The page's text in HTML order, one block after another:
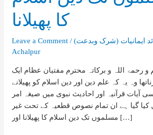
کا پھیلانا
Leave a Comment / عقائد ایمانیات
Achalpur
و رحمۃ اللہ و برکاتہ محترم مفتیان عظام ایک
وہ یہ کہ علم دین اور دین اسلام کو پھیلانے
آیات قرآنیہ اور احادیث نبوی میں صیغہ امر
کیا گیا ہے ان تمام نصوص قطعیہ کے تحت غیر
مسلموں تک دین اسلام کا پھیلانا اور […]